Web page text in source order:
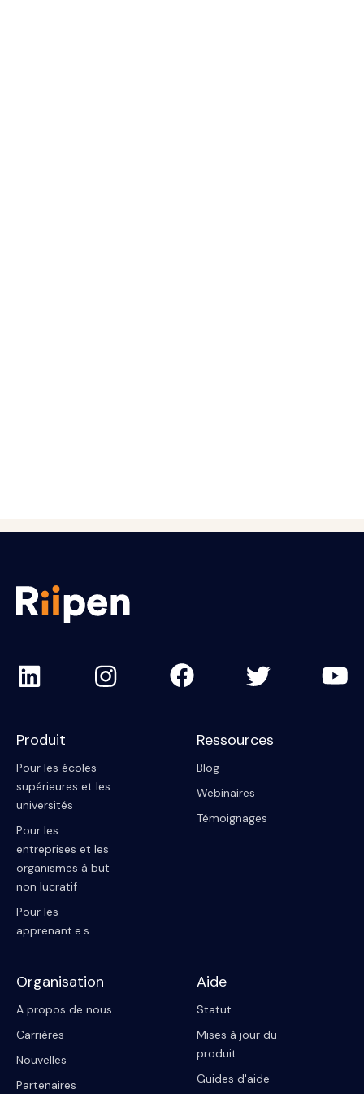
Produit
Pour les écoles
supérieures et les
universités
Pour les
entreprises et les
organismes à but
non lucratif
Pour les
apprenant.e.s
Ressources
Blog
Webinaires
Témoignages
Organisation
A propos de nous
Carrières
Nouvelles
Partenaires
Aide
Statut
Mises à jour du
produit
Guides d'aide